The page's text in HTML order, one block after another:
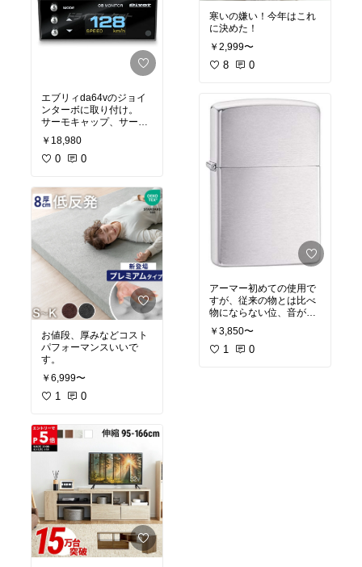
エブリィda64vのジョイ
ンターボに取り付け。
サーモキャップ、サーモ
スタットを交換したの
が、
きっかけで水温が知りた
Fでターボは吸気温の表
示は出来ない様になって
ますが何故か表示されま
ハイゼットトラックのク
ルーズコントロールを取
り付けするのにもPIBOT
さんの 3driveα-xを取り付
けしていたので見た目は
一緒ですが、こちらは水
温、電圧、エンジン回
転、ブースト、吸気温、
スピード、始動後時間な
ど表示が出来、シング
ル、マルチ表示と好みで
表示させたいものを選択
￥18,980
0 0
お値段、厚みなどコスト
パフォーマンスいいで
す。
￥6,999〜
1 0
寒いの嫌い！今年はこれ
に決めた！
￥2,999〜
8 0
アーマー初めての使用で
すが、従来の物とは比べ
物にならない位、音がい
いですね何回も開け閉め
してます。
￥3,850〜
1 0